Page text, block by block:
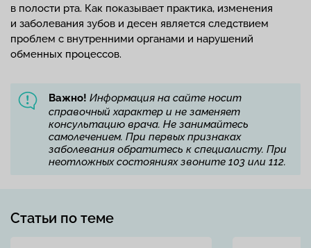
в полости рта. Как показывает практика, изменения
и заболевания зубов и десен является следствием
проблем с внутренними органами и нарушений
обменных процессов.
Важно! Информация на сайте носит
справочный характер и не заменяет
консультацию врача. Не занимайтесь
самолечением. При первых признаках
заболевания обратитесь к специалисту. При
неотложных состояниях звоните 103 или 112.
Статьи по теме